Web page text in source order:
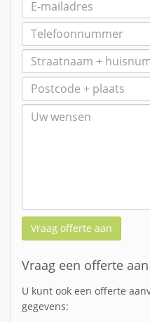
Vraag offerte aan
Vraag een offerte aan
U kunt ook een offerte
gegevens: